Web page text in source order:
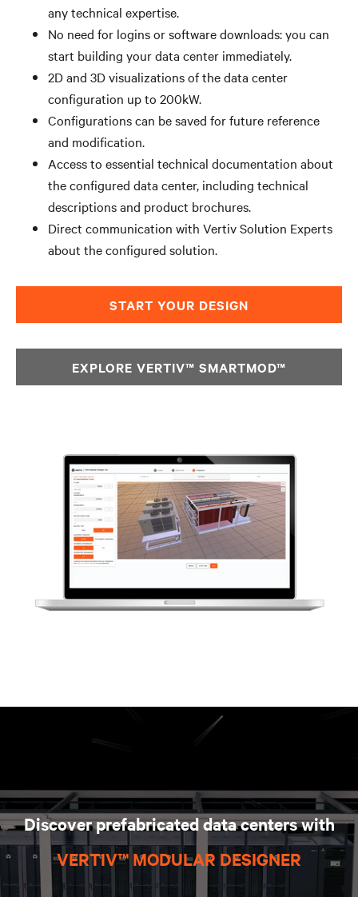
any technical expertise. ​
No need for logins or software downloads: you can
start building your data center immediately.​
2D and 3D visualizations of the data center
configuration up to 200kW.
Configurations can be saved for future reference
and modification.​
Access to essential technical documentation about
the configured data center, including technical
descriptions and product brochures.
Direct communication with Vertiv Solution Experts
about the configured solution.
START YOUR DESIGN​
EXPLORE VERTIV™ SMARTMOD™
Discover prefabricated data centers with
VERTIV™ MODULAR DESIGNER